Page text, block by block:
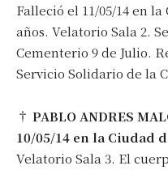
Falleció el 11/05/14 en
años. Velatorio Sala 2.
Cementerio 9 de Julio.
Servicio Solidario de la
† PABLO ANDRES
10/05/14 en la Ciudad
Velatorio Sala 3. El